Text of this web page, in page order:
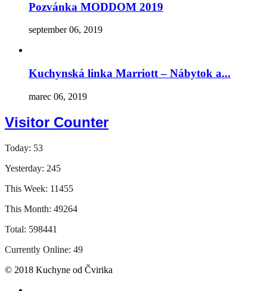
Pozvánka MODDOM 2019
september 06, 2019
Kuchynská linka Marriott – Nábytok a...
marec 06, 2019
Visitor Counter
Today: 53
Yesterday: 245
This Week: 11455
This Month: 49264
Total: 598441
Currently Online: 49
© 2018 Kuchyne od Čvirika